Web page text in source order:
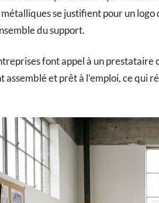
se justifient pour un
du support.
font appel à un prestataire
assemblé et prêt à l’emploi, ce qui